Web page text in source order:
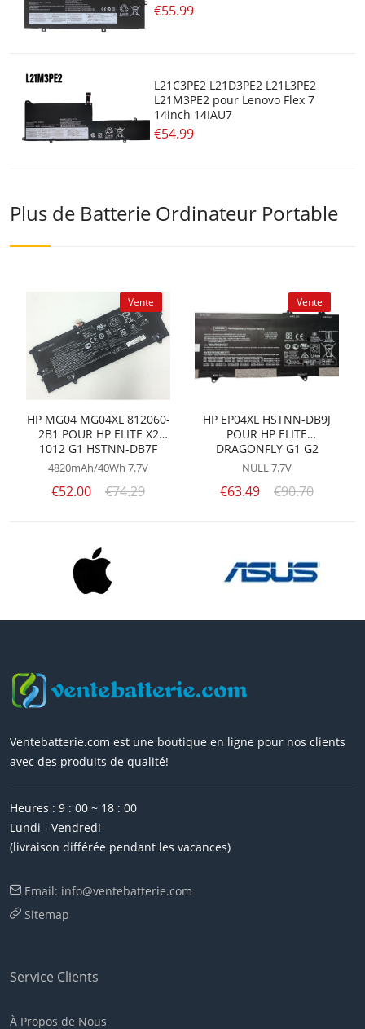
€55.99
L21C3PE2 L21D3PE2 L21L3PE2
L21M3PE2 pour Lenovo Flex 7
14inch 14IAU7
€54.99
Plus de Batterie Ordinateur Portable
Vente
HP MG04 MG04XL 812060-
2B1 POUR HP ELITE X2
1012 G1 HSTNN-DB7F
812205-001
4820mAh/40Wh 7.7V
€52.00 €74.29
Vente
HP EP04XL HSTNN-DB9J
POUR HP ELITE
DRAGONFLY G1 G2
NULL7.7V
€63.49 €90.70
Ventebatterie.com est une boutique en ligne pour nos clients
avec des produits de qualité!
Heures : 9 : 00 ~ 18 : 00
Lundi - Vendredi
(livraison différée pendant les vacances)
Email: info@ventebatterie.com
Sitemap
Service Clients
À Propos de Nous